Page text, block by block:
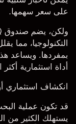
على سعر سهمها.
التكنولوجيا، مما
بمفردها. ويساعد
أداة استثمارية أكثر
انكشاف استثماري
قد تكون عملية
يستهلك الكثير من